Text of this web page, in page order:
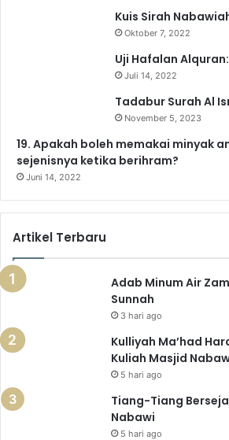
e
r
a
a
m
Kuis Sirah
Oktober 7, 2022
Uji Hafalan
Juli 14, 2022
Tadabur Surah Al
November 5, 2023
19. Apakah boleh memakai minyak
sejenisnya ketika berihram?
Juni 14, 2022
Artikel Terbaru
Adab Minum Air
Sunnah
3 hari ago
Kulliyah Ma’had
Kuliah Masjid
5 hari ago
Tiang-Tiang
Nabawi
5 hari ago